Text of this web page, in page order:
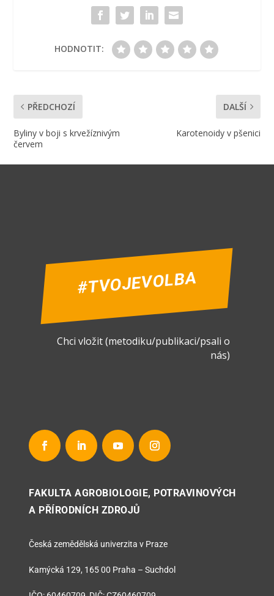
HODNOTIT:
PŘEDCHOZÍ
Byliny v boji s krvežíznivým
červem
DALŠÍ
Karotenoidy v pšenici
#TVOJEVOLBA
Chci vložit (metodiku/publikaci/psali o
nás)
FAKULTA AGROBIOLOGIE, POTRAVINOVÝCH
A PŘÍRODNÍCH ZDROJŮ
Česká zemědělská univerzita v Praze
Kamýcká 129, 165 00 Praha – Suchdol